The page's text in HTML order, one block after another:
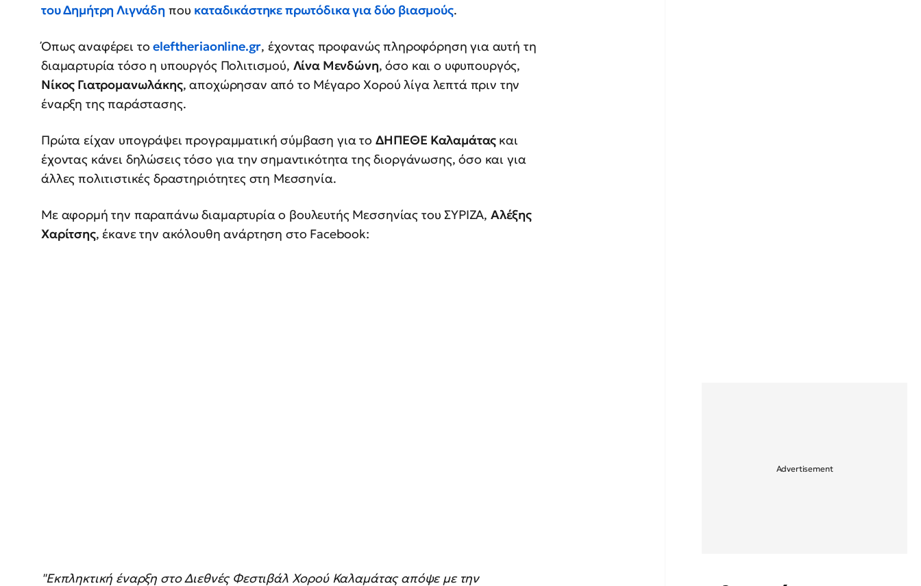
τουΔημήτρη Λιγνάδη που καταδικάστηκε πρωτόδικα για δύο βιασμούς.
Όπως αναφέρει τοeleftheriaonline.gr, έχοντας προφανώς πληροφόρηση για αυτή τη
διαμαρτυρία τόσο η υπουργός Πολιτισμού, Λίνα Μενδώνη, όσο και ο υφυπουργός,
Νίκος Γιατρομανωλάκης, αποχώρησαν από το Μέγαρο Χορού λίγα λεπτά πριν την
έναρξη της παράστασης.
Πρώτα είχαν υπογράψει προγραμματική σύμβαση για το ΔΗΠΕΘΕ Καλαμάτας και
έχοντας κάνει δηλώσεις τόσο για την σημαντικότητα της διοργάνωσης, όσο και για
άλλες πολιτιστικές δραστηριότητες στη Μεσσηνία.
Με αφορμή την παραπάνω διαμαρτυρία ο βουλευτής Μεσσηνίας του ΣΥΡΙΖΑ, Αλέξης
Χαρίτσης, έκανε την ακόλουθη ανάρτηση στο Facebook:
"Εκπληκτική έναρξη στο Διεθνές Φεστιβάλ Χορού Καλαμάτας απόψε με την